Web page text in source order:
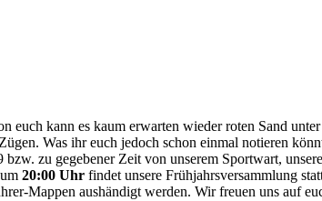
euch kann es kaum erwarten wieder roten Sand
Was ihr euch jedoch schon einmal notieren
zu gegebener Zeit von unserem Sportwart,
20:00 Uhr findet unsere Frühjahrsversammlung
Mappen aushändigt werden. Wir freuen uns auf